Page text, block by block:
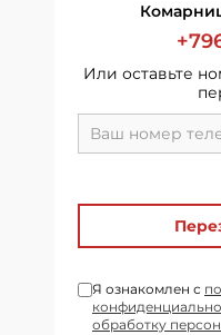
Или оставьте
Я ознакомлен с
обработку